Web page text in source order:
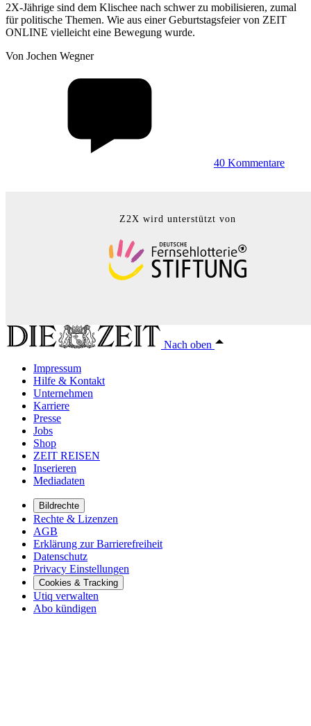
2X-Jährige sind dem Klischee nach schwer zu mobilisieren, zumal
für politische Themen. Wie aus einer Geburtstagsfeier von ZEIT
ONLINE vielleicht eine Bewegung wurde.
Von Jochen Wegner
40 Kommentare
Z2X wird unterstützt von
Nach oben
Impressum
Hilfe & Kontakt
Unternehmen
Karriere
Presse
Jobs
Shop
ZEIT REISEN
Inserieren
Mediadaten
Bildrechte
Rechte & Lizenzen
AGB
Erklärung zur Barrierefreiheit
Datenschutz
Privacy Einstellungen
Cookies & Tracking
Utiq verwalten
Abo kündigen